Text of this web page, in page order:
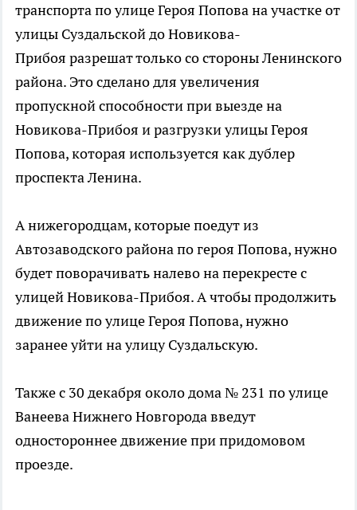
транспорта по улице Героя Попова на участке от
улицы Суздальской до Новикова-
Прибоя разрешат только со стороны Ленинского
района. Это сделано для увеличения
пропускной способности при выезде на
Новикова-Прибоя и разгрузки улицы Героя
Попова, которая используется как дублер
проспекта Ленина.
А нижегородцам, которые поедут из
Автозаводского района по героя Попова, нужно
будет поворачивать налево на перекресте с
улицей Новикова-Прибоя. А чтобы продолжить
движение по улице Героя Попова, нужно
заранее уйти на улицу Суздальскую.
Также с 30 декабря около дома № 231 по улице
Ванеева Нижнего Новгорода введут
одностороннее движение при придомовом
проезде.